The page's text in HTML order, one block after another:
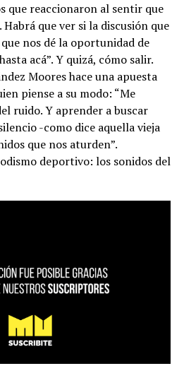
que reaccionaron al sentir que
que ver si la discusión que
que nos dé la oportunidad de
acá”. Y quizá, cómo salir.
Moores hace una apuesta
piense a su modo: “Me
ruido. Y aprender a buscar
-como dice aquella vieja
que nos aturden”.